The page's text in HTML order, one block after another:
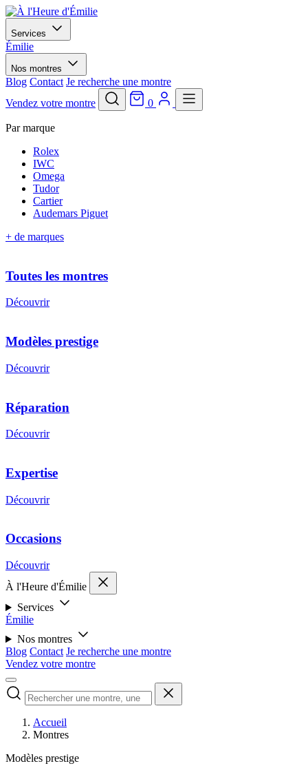
Services
Émilie
Nos montres
Blog Contact Je recherche une montre
Vendez votre montre
0
Par marque
Rolex
IWC
Omega
Tudor
Cartier
Audemars Piguet
+ de marques
Toutes les montres
Découvrir
Modèles prestige
Découvrir
Réparation
Découvrir
Expertise
Découvrir
Occasions
Découvrir
À l'Heure d'Émilie
Services
Émilie
Nos montres
Blog Contact Je recherche une montre
Vendez votre montre
Accueil
Montres
Modèles prestige